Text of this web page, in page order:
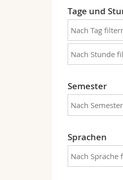
Tage und
Semester
Sprachen